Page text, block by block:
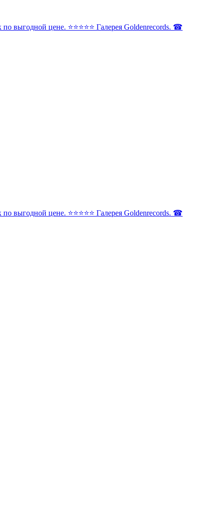
выгодной цене. ⭐️⭐️⭐️⭐️⭐️ Галерея Goldenrecords. ☎
выгодной цене. ⭐️⭐️⭐️⭐️⭐️ Галерея Goldenrecords. ☎